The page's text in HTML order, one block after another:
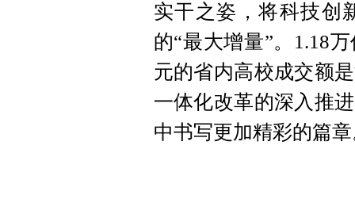
实干之姿，将科技创
的“最大增量”。1.18
元的省内高校成交额
一体化改革的深入推
中书写更加精彩的篇